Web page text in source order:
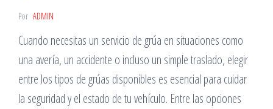
Por ADMIN
Cuando necesitas un servicio de grúa en situaciones como
una avería, un accidente o incluso un simple traslado, elegir
entre los tipos de grúas disponibles es esencial para cuidar
la seguridad y el estado de tu vehículo. Entre las opciones